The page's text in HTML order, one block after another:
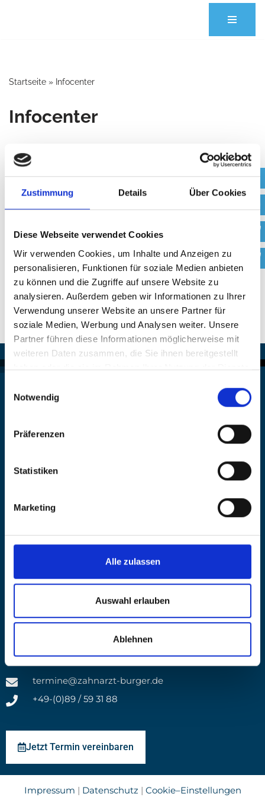
Zustimmung Details Über Cookies
Diese Webseite verwendet Cookies
Wir verwenden Cookies, um Inhalte und Anzeigen zu
personalisieren, Funktionen für soziale Medien anbieten
zu können und die Zugriffe auf unsere Website zu
analysieren. Außerdem geben wir Informationen zu Ihrer
Verwendung unserer Website an unsere Partner für
soziale Medien, Werbung und Analysen weiter. Unsere
Partner führen diese Informationen möglicherweise mit
weiteren Daten zusammen, die Sie ihnen bereitgestellt
haben oder die sie im Rahmen Ihrer Nutzung der Dienste
Notwendig
Präferenzen
Statistiken
Marketing
Alle zulassen
Auswahl erlauben
Ablehnen
Startseite » Infocenter
Infocenter
Infocenter für unsere
Patienten
Neue Patienten
FAQ
Finanzierung
Downloads
Lexikon
Zahnarztpraxis Dr. Jörg Burger & Kollegen
umfasst u.a. Prophylaxe, professionelle Zahnreinigung,
Wurzelbehandlung, Cerec Behandlung und Bleaching.
Praxis Obersendling
+49-(0)89 / 13 44 46
Jetzt Termin vereinbaren
termine@zahnarzt-burger.de
+49-(0)89 / 59 31 88
Jetzt Termin vereinbaren
Impressum | Datenschutz | Cookie–Einstellungen